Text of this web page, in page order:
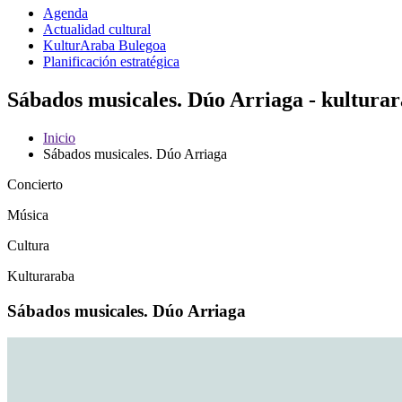
Agenda
Actualidad cultural
KulturAraba Bulegoa
Planificación estratégica
Sábados musicales. Dúo Arriaga -
Inicio
Sábados musicales. Dúo Arriaga
Concierto
Música
Cultura
Kulturaraba
Sábados musicales. Dúo Arriaga